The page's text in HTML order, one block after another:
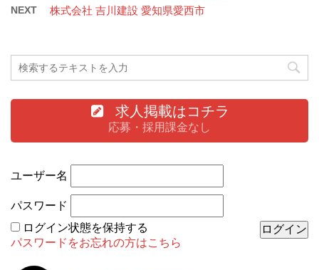
NEXT 株式会社 吉川建設 愛知県愛西市
求人掲載はコチラ
応募・採用課金なし
ユーザー名
パスワード
ログイン状態を保持する
パスワードをお忘れの方はこちら